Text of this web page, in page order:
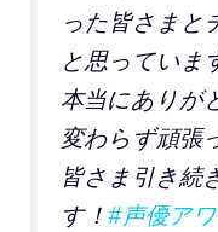
った皆さまと
と思っていま
本当にありが
変わらず頑張
皆さま引き続
す！ #声優ア